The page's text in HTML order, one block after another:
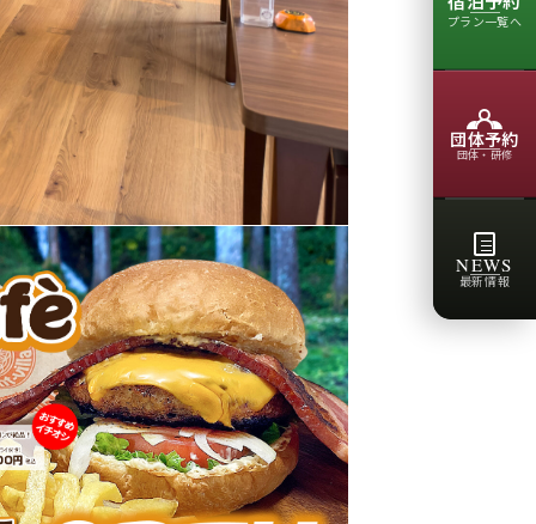
プラン一覧へ
団体予約
団体・研修
NEWS
最新情報